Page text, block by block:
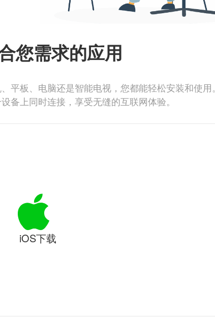
您需求的应用
平板、电脑还是智能电视，您都能轻松安装和使用。
备上同时连接，享受无缝的互联网体验。
iOS下载